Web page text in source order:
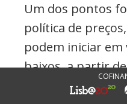
Um dos pontos
política de
podem iniciar
baixos, a partir
Essa estratégia